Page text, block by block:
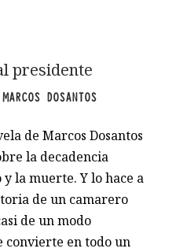
presidente
MARCOS DOSANTOS
de Marcos Dosantos
la decadencia
la muerte. Y lo hace a
de un camarero
de un modo
convierte en todo un